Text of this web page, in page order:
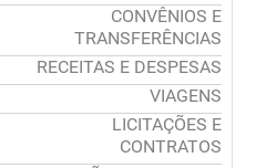
CONVÊNIOS E
TRANSFERÊNCIAS
RECEITAS E DESPESAS
VIAGENS
LICITAÇÕES E
CONTRATOS